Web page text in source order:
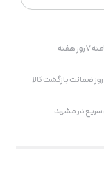
ضمانت بازگشت کالا
سریع در مشهد